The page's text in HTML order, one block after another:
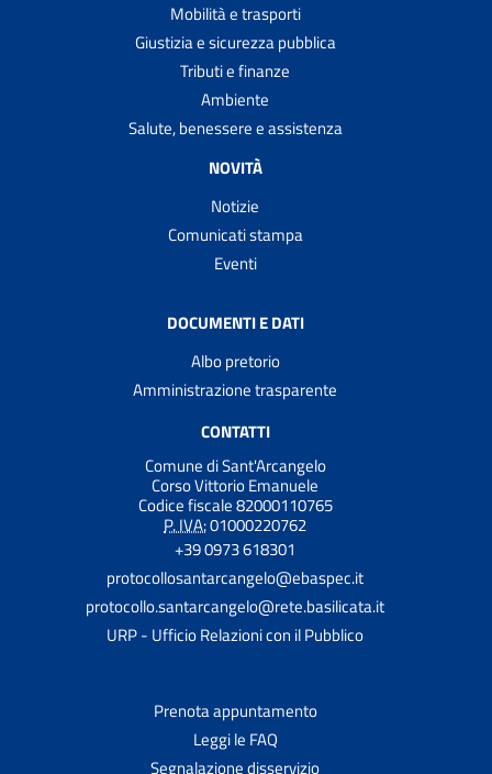
Mobilità e trasporti
Giustizia e sicurezza pubblica
Tributi e finanze
Ambiente
Salute, benessere e assistenza
NOVITÀ
Notizie
Comunicati stampa
Eventi
DOCUMENTI E DATI
Albo pretorio
Amministrazione trasparente
CONTATTI
Comune di Sant'Arcangelo
Corso Vittorio Emanuele
Codice fiscale 82000110765
P. IVA:01000220762
+39 0973 618301
protocollosantarcangelo@ebaspec.it
protocollo.santarcangelo@rete.basilicata.it
URP - Ufficio Relazioni con il Pubblico
Prenota appuntamento
Leggi le FAQ
Segnalazione disservizio